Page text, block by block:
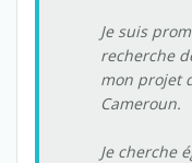
Je suis
recherche
mon projet
Cameroun.
Je cherche